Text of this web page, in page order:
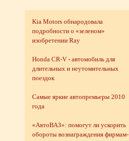
Kia Motors обнародовала
подробности о «зеленом»
изобретении Ray
Honda CR-V - автомобиль для
длительных и неутомительных
поездок
Самые яркие автопремьеры 2010
года
«АвтоВАЗ»: помогут ли ускорить
обороты вознаграждения фирмам-